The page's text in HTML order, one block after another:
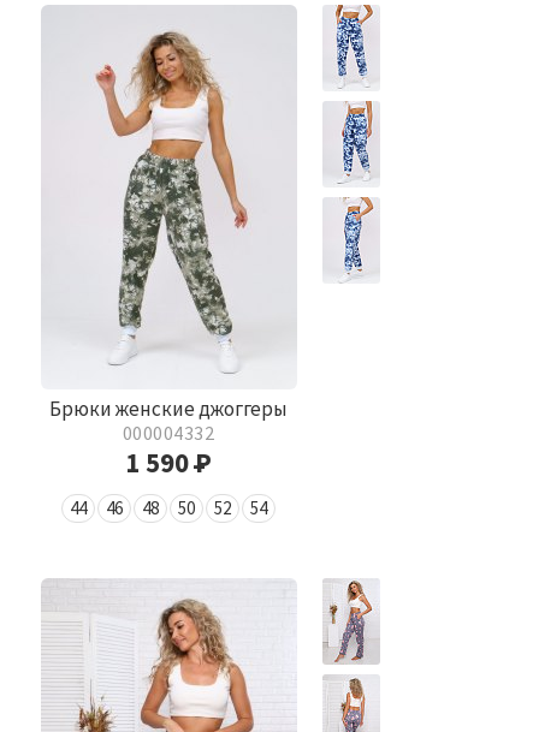
Брюки женские джоггеры
000004332
1 590Р
44 46 48 50 52 54